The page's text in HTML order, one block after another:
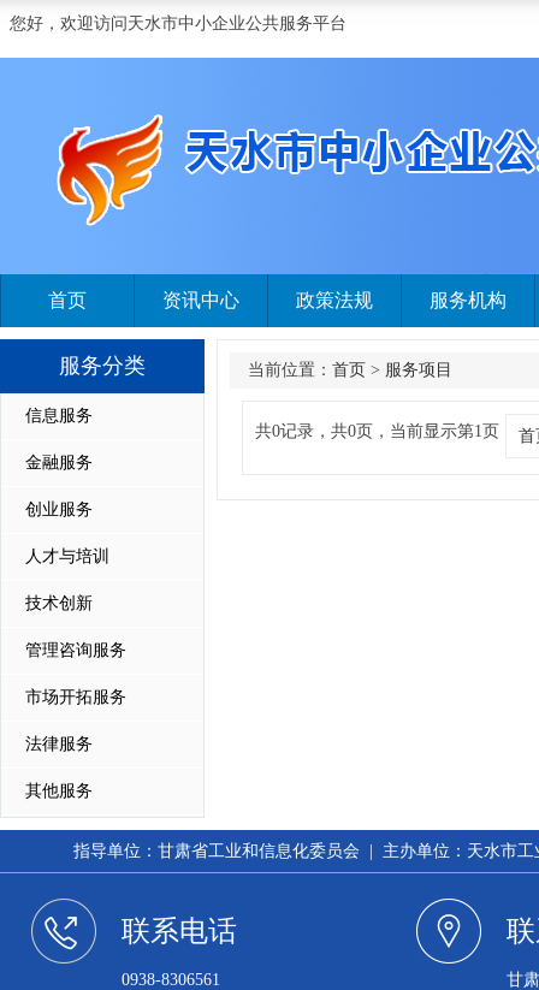
您好，欢迎访问天水市中小企业公共服务平台
首页 资讯中心 政策法规 服务机构
服务分类
信息服务
金融服务
创业服务
人才与培训
技术创新
管理咨询服务
市场开拓服务
法律服务
其他服务
当前位置： 首页 > 服务项目
共0记录，共0页，当前显示第1页 首
指导单位：甘肃省工业和信息化委员会 | 主办单位：天水市
联系电话
0938-8306561
甘